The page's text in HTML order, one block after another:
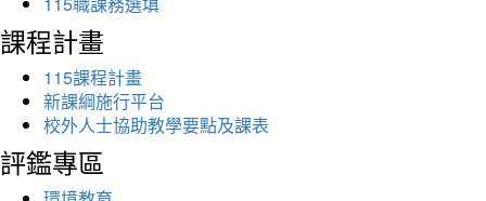
課程計畫
115課程計畫
新課綱施行平台
校外人士協助教學要點及課表
評鑑專區